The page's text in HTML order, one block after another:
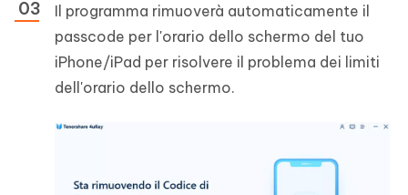
Il programma rimuoverà automaticamente il
passcode per l'orario dello schermo del tuo
iPhone/iPad per risolvere il problema dei limiti
dell'orario dello schermo.